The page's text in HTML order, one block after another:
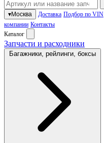
▾Москва Доставка Подбор по VIN
компании Контакты
Каталог
Запчасти и расходники
Багажники, рейлинги, боксы